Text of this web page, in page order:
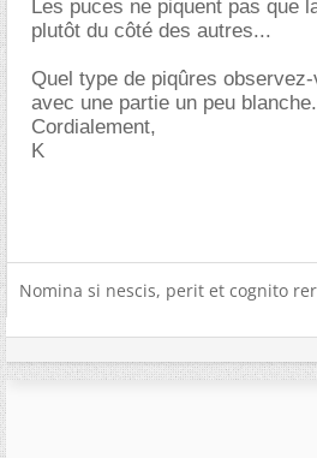
Les puces ne piquent pas que
plutôt du côté des autres...
Quel type de piqûres
avec une partie un peu
Cordialement,
K
Nomina si nescis, perit et cognito